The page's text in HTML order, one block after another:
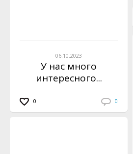
0 0
06.10.2023
У нас много
интересного...